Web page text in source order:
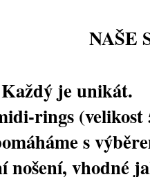
NAŠE
je unikát.
rings (velikost
s
vhodné